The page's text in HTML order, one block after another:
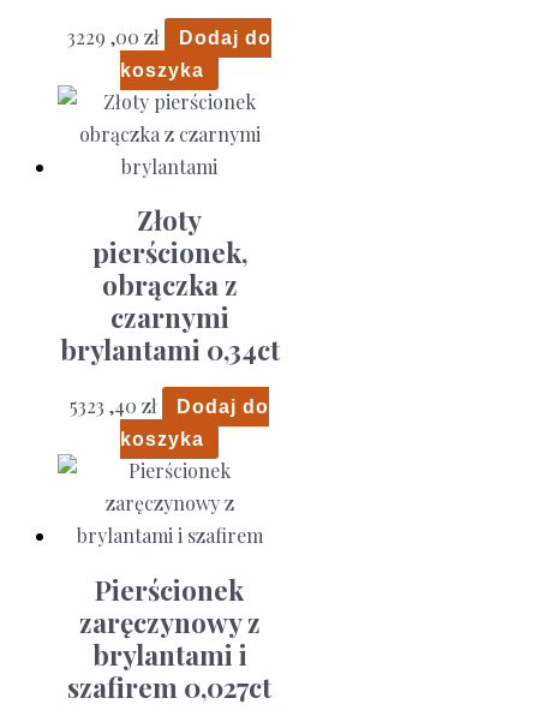
3229 ,00 zł
Dodaj do
koszyka
Złoty
pierścionek,
obrączka z
czarnymi
brylantami 0,34ct
5323 ,40 zł
Dodaj do
koszyka
Pierścionek
zaręczynowy z
brylantami i
szafirem 0,027ct